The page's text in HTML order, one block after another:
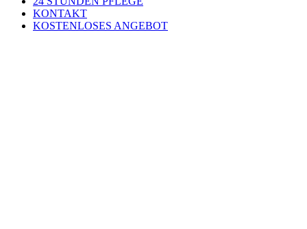
KONTAKT
KOSTENLOSES ANGEBOT